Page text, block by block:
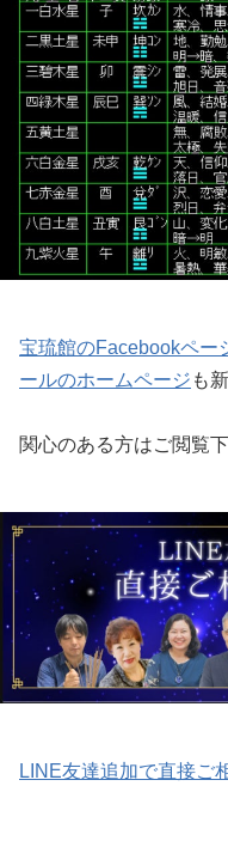
宝琉館のFacebookペー
ールのホームページ も
関心のある方はご閲覧下
LINE友達追加で直接ご